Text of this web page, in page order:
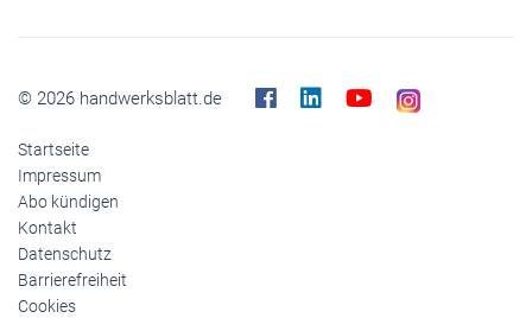
© 2026 handwerksblatt.de
Startseite
Impressum
Abo kündigen
Kontakt
Datenschutz
Barrierefreiheit
Cookies